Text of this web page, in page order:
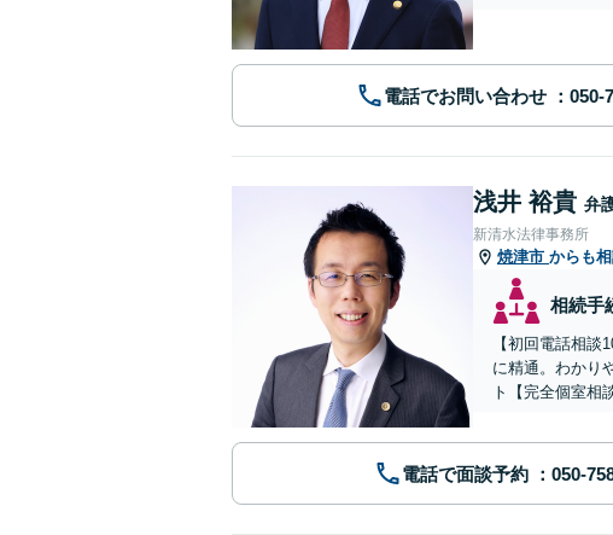
電話でお問い合わせ
浅井 裕貴 弁
新清水法律事務所
焼津市 からも
相続手
【初回電話相
に精通。わかり
ト【完全個室相
電話で面談予約